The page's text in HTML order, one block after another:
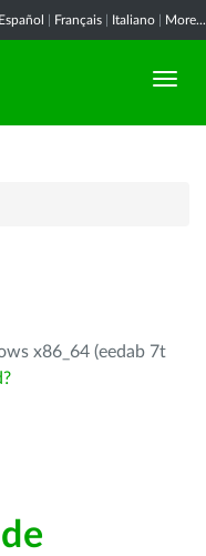
Español Français Italiano More...
x86_64 (eedab 7t